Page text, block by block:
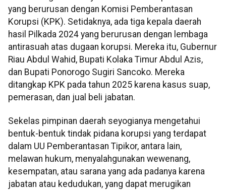
yang berurusan dengan Komisi Pemberantasan
Korupsi (KPK). Setidaknya, ada tiga kepala daerah
hasil Pilkada 2024 yang berurusan dengan lembaga
antirasuah atas dugaan korupsi. Mereka itu, Gubernur
Riau Abdul Wahid, Bupati Kolaka Timur Abdul Azis,
dan Bupati Ponorogo Sugiri Sancoko. Mereka
ditangkap KPK pada tahun 2025 karena kasus suap,
pemerasan, dan jual beli jabatan.
Sekelas pimpinan daerah seyogianya mengetahui
bentuk-bentuk tindak pidana korupsi yang terdapat
dalam UU Pemberantasan Tipikor, antara lain,
melawan hukum, menyalahgunakan wewenang,
kesempatan, atau sarana yang ada padanya karena
jabatan atau kedudukan, yang dapat merugikan